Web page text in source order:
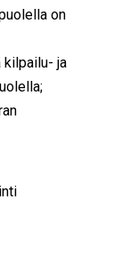
on
kilpailu- ja